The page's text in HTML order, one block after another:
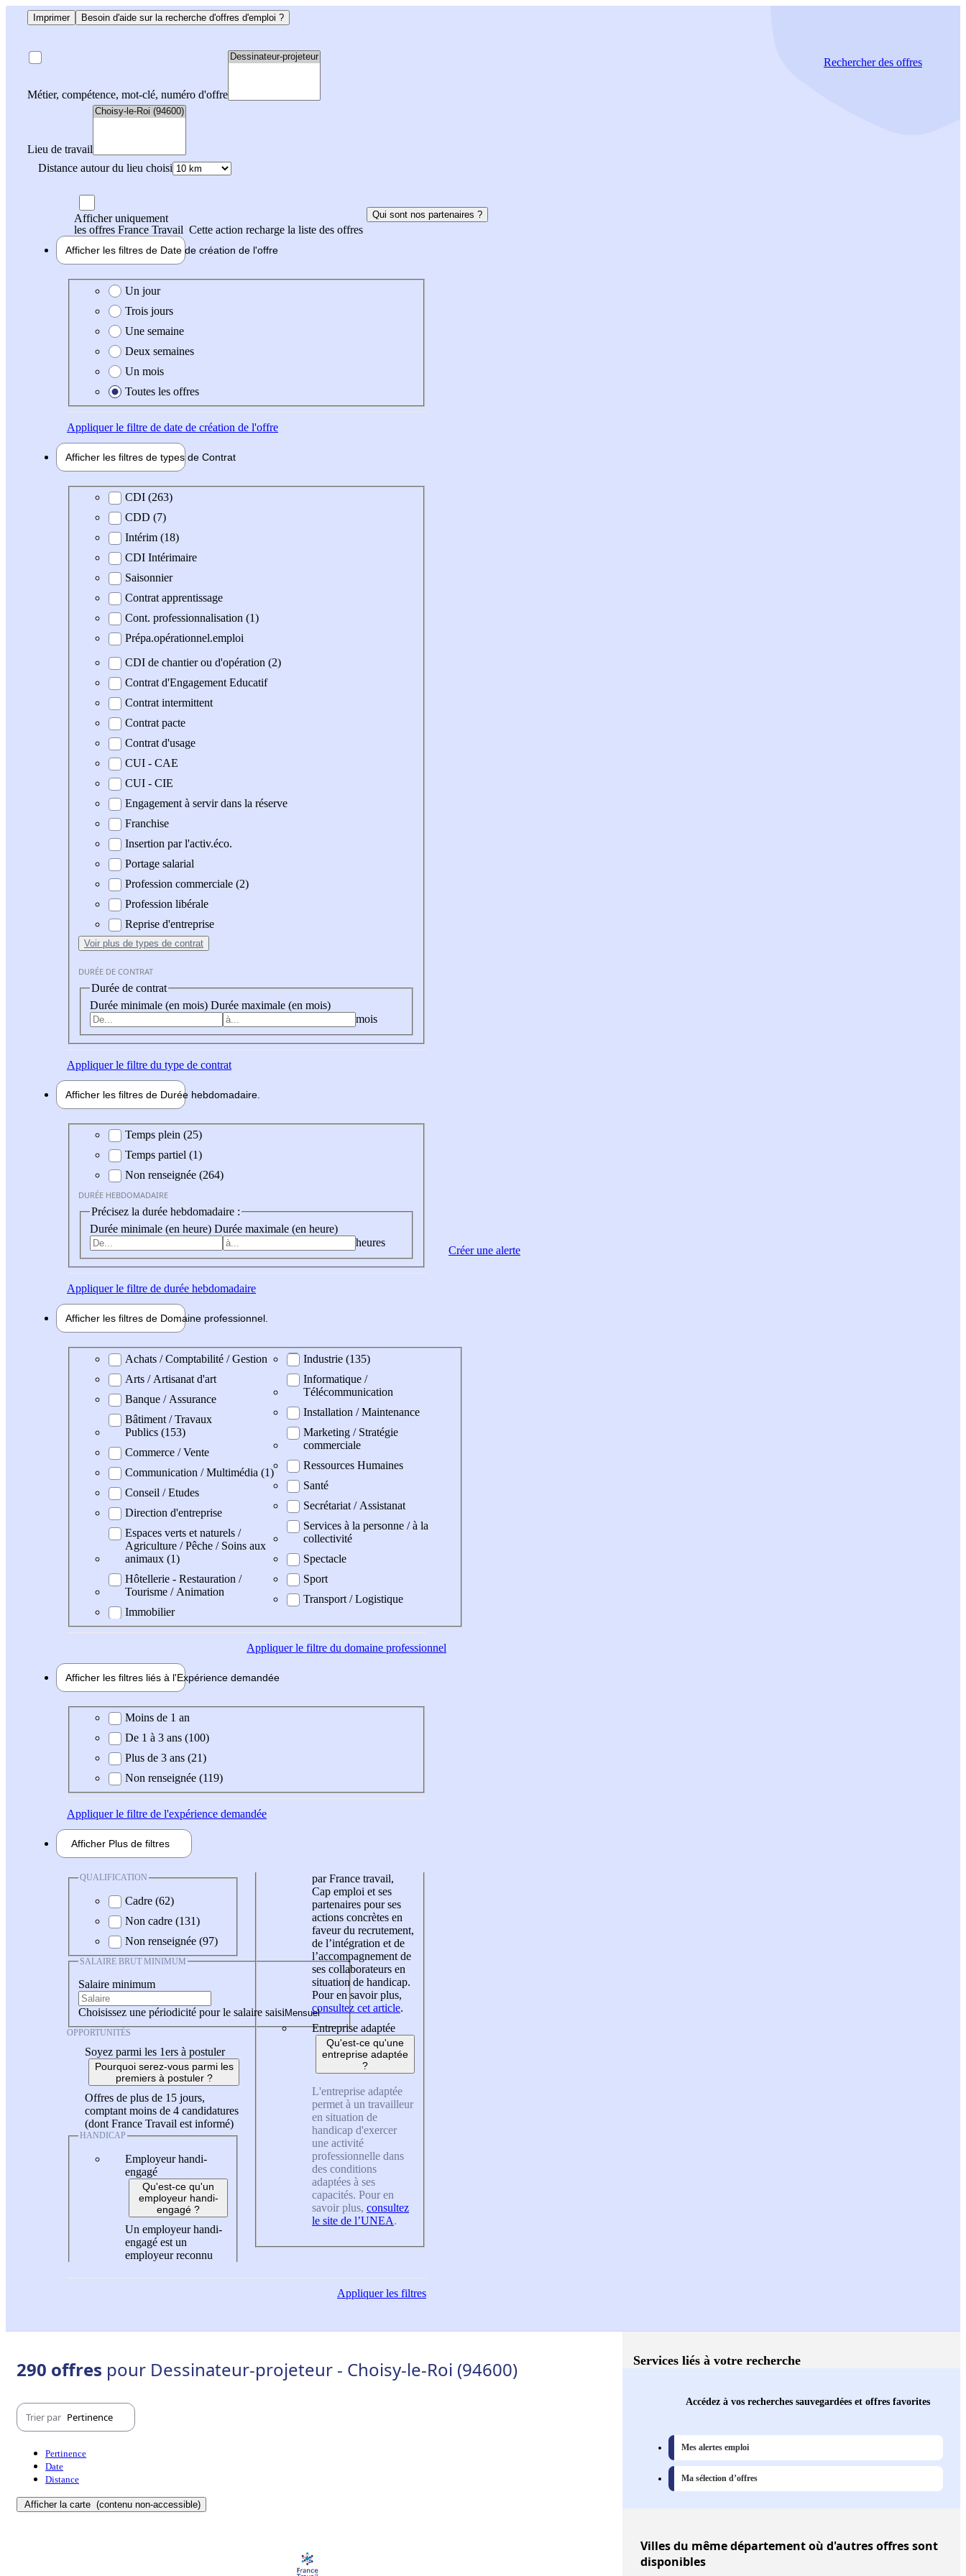
Imprimer Besoin d'aide sur la recherche d'offres d'emploi ?
Métier, compétence, mot-clé, numéro d'offre
Lieu de travail
Distance autour du lieu choisi
Rechercherdes offres
Afficher uniquement
les offres France Travail Cette action recharge la liste des offres
Qui sont nos partenaires ?
Afficher les filtres de Date de création de l'offre
Date de création de l'offre
Un jour
Trois jours
Une semaine
Deux semaines
Un mois
Toutes les offres
Appliquerle filtre de date de création de l'offre
Afficher les filtres de types de Contrat
Type de contratCDI (263)
CDD (7)
Intérim (18)
CDI Intérimaire
Saisonnier
Contrat apprentissage
Cont. professionnalisation (1)
Prépa.opérationnel.emploi
CDI de chantier ou d'opération (2)
Contrat d'Engagement Educatif
Contrat intermittent
Contrat pacte
Contrat d'usage
CUI - CAE
CUI - CIE
Engagement à servir dans la réserve
Franchise
Insertion par l'activ.éco.
Portage salarial
Profession commerciale (2)
Profession libérale
Reprise d'entreprise
Voir plus de types de contrat
DURÉE DE CONTRAT
Durée de contrat
Durée minimale (en mois) Durée maximale (en mois)
mois
Appliquerle filtre du type de contrat
Afficher les filtres de Durée hebdomadaire
Durée hebdomadaire
Temps plein (25)
Temps partiel (1)
Non renseignée (264)
DURÉE HEBDOMADAIRE
Précisez la durée hebdomadaire :
Durée minimale (en heure) Durée maximale (en heure)
heures
Appliquerle filtre de durée hebdomadaire
Afficher les filtres de Domaine professionnel
Domaine professionel
Achats / Comptabilité / Gestion
Arts / Artisanat d'art
Banque / Assurance
Bâtiment / Travaux
Publics (153)
Commerce / Vente
Communication / Multimédia (1)
Conseil / Etudes
Direction d'entreprise
Espaces verts et naturels /
Agriculture / Pêche / Soins aux
animaux (1)
Hôtellerie - Restauration /
Tourisme / Animation
Immobilier
Industrie (135)
Informatique /
Télécommunication
Installation / Maintenance
Marketing / Stratégie
commerciale
Ressources Humaines
Santé
Secrétariat / Assistanat
Services à la personne / à la
collectivité
Spectacle
Sport
Transport / Logistique
Appliquerle filtre du domaine professionnel
Afficher les filtres liés à l'Expérience demandée
Expérience demandée
Moins de 1 an
De 1 à 3 ans (100)
Plus de 3 ans (21)
Non renseignée (119)
Appliquerle filtre de l'expérience demandée
Afficher Plus de filtres
QUALIFICATION
Cadre (62)
Non cadre (131)
Non renseignée (97)
SALAIRE BRUT MINIMUM
Salaire minimum
Choisissez une périodicité pour le salaire saisi
OPPORTUNITÉS
Soyez parmi les 1ers à postuler
Pourquoi serez-vous parmi les
premiers à postuler ?
Offres de plus de 15 jours,
comptant moins de 4 candidatures
(dont France Travail est informé)
HANDICAP
Employeur handi-
engagé
Qu'est-ce qu'un
employeur handi-
engagé ?
Un employeur handi-
engagé est un
employeur reconnu
par France travail,
Cap emploi et ses
partenaires pour ses
actions concrètes en
faveur du recrutement,
de l’intégration et de
l’accompagnement de
ses collaborateurs en
situation de handicap.
Pour en savoir plus,
consultez cet article.
Entreprise adaptée
Qu'est-ce qu'une
entreprise adaptée
?
L'entreprise adaptée
permet à un travailleur
en situation de
handicap d'exercer
une activité
professionnelle dans
des conditions
adaptées à ses
capacités. Pour en
savoir plus, consultez
le site de l’UNEA.
Appliquerles filtres
Créer une alerte
290 offres pour Dessinateur-projeteur - Choisy-le-Roi (94600)
Trier par Pertinence
Pertinence
Date
Distance
Afficher la carte (contenu non-accessible)
Services liés à votre recherche
Accédez à vos recherches sauvegardées et offres favorites
Mes alertes emploi
Ma sélection d’offres
Villesdu même département où d'autres offres sont
disponibles